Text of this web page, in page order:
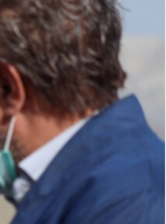
o
w
o
n
X
ل
ا
ی
م
ی
ل